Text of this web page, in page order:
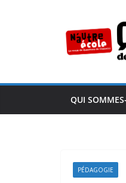
QUI
PÉDAGOGIE